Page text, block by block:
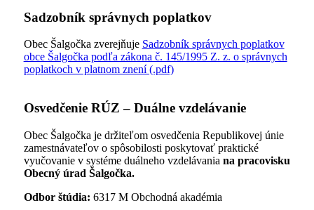
Sadzobník správnych poplatkov
Obec Šalgočka zverejňuje Sadzobník správnych poplatkov
obce Šalgočka podľa zákona č. 145/1995 Z. z. o správnych
poplatkoch v platnom znení (.pdf)
Osvedčenie RÚZ – Duálne vzdelávanie
Obec Šalgočka je držiteľom osvedčenia Republikovej únie
zamestnávateľov o spôsobilosti poskytovať praktické
vyučovanie v systéme duálneho vzdelávania na pracovisku
Obecný úrad Šalgočka.
Odbor štúdia: 6317 M Obchodná akadémia